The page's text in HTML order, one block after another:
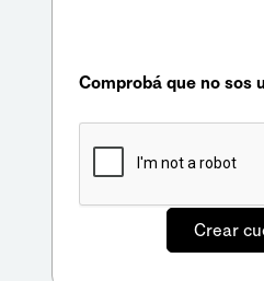
Comprobá que no sos